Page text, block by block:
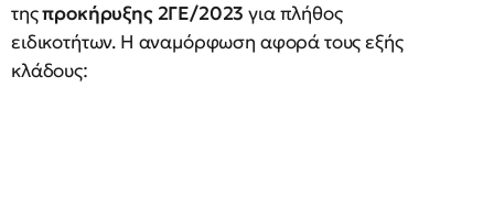
τηςπροκήρυξης 2ΓΕ/2023 για πλήθος
ειδικοτήτων. Η αναμόρφωση αφορά τους εξής
κλάδους: